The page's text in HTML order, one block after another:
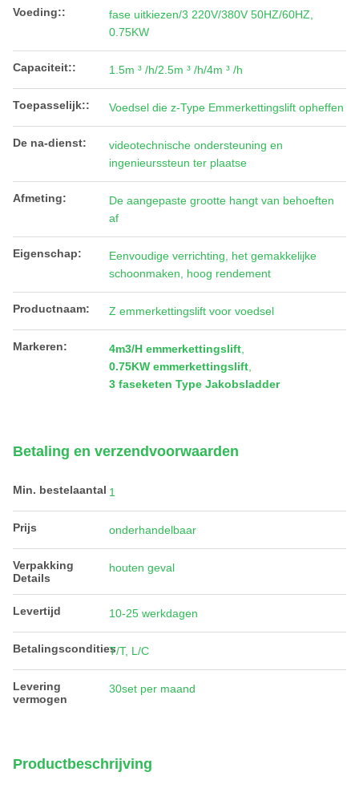
Voeding::
fase uitkiezen/3 220V/380V 50HZ/60HZ,
0.75KW
Capaciteit:: 1.5m ³ /h/2.5m ³ /h/4m ³ /h
Toepasselijk:: Voedsel die z-Type Emmerkettingslift opheffen
De na-dienst:
videotechnische ondersteuning en
ingenieurssteun ter plaatse
Afmeting:
De aangepaste grootte hangt van behoeften
af
Eigenschap:
Eenvoudige verrichting, het gemakkelijke
schoonmaken, hoog rendement
Productnaam: Z emmerkettingslift voor voedsel
Markeren: 4m3/H emmerkettingslift
0.75KW emmerkettingslift
3 faseketen Type Jakobsladder
Betaling en verzendvoorwaarden
Min. bestelaantal 1
Prijs onderhandelbaar
Verpakking
Details
houten geval
Levertijd 10-25 werkdagen
BetalingsconditiesT/T, L/C
Levering
vermogen
30set per maand
Productbeschrijving